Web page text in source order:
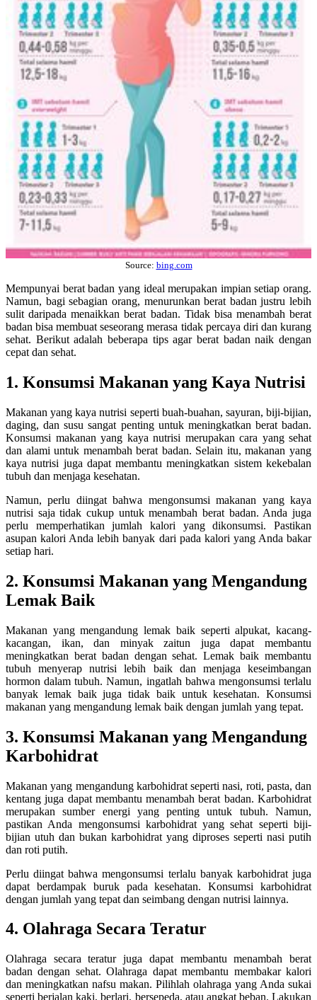
Source: bing.com
Mempunyai berat badan yang ideal merupakan impian setiap orang.
Namun, bagi sebagian orang, menurunkan berat badan justru lebih
sulit daripada menaikkan berat badan. Tidak bisa menambah berat
badan bisa membuat seseorang merasa tidak percaya diri dan kurang
sehat. Berikut adalah beberapa tips agar berat badan naik dengan
cepat dan sehat.
1. Konsumsi Makanan yang Kaya Nutrisi
Makanan yang kaya nutrisi seperti buah-buahan, sayuran, biji-bijian,
daging, dan susu sangat penting untuk meningkatkan berat badan.
Konsumsi makanan yang kaya nutrisi merupakan cara yang sehat
dan alami untuk menambah berat badan. Selain itu, makanan yang
kaya nutrisi juga dapat membantu meningkatkan sistem kekebalan
tubuh dan menjaga kesehatan.
Namun, perlu diingat bahwa mengonsumsi makanan yang kaya
nutrisi saja tidak cukup untuk menambah berat badan. Anda juga
perlu memperhatikan jumlah kalori yang dikonsumsi. Pastikan
asupan kalori Anda lebih banyak dari pada kalori yang Anda bakar
setiap hari.
2. Konsumsi Makanan yang Mengandung
Lemak Baik
Makanan yang mengandung lemak baik seperti alpukat, kacang-
kacangan, ikan, dan minyak zaitun juga dapat membantu
meningkatkan berat badan dengan sehat. Lemak baik membantu
tubuh menyerap nutrisi lebih baik dan menjaga keseimbangan
hormon dalam tubuh. Namun, ingatlah bahwa mengonsumsi terlalu
banyak lemak baik juga tidak baik untuk kesehatan. Konsumsi
makanan yang mengandung lemak baik dengan jumlah yang tepat.
3. Konsumsi Makanan yang Mengandung
Karbohidrat
Makanan yang mengandung karbohidrat seperti nasi, roti, pasta, dan
kentang juga dapat membantu menambah berat badan. Karbohidrat
merupakan sumber energi yang penting untuk tubuh. Namun,
pastikan Anda mengonsumsi karbohidrat yang sehat seperti biji-
bijian utuh dan bukan karbohidrat yang diproses seperti nasi putih
dan roti putih.
Perlu diingat bahwa mengonsumsi terlalu banyak karbohidrat juga
dapat berdampak buruk pada kesehatan. Konsumsi karbohidrat
dengan jumlah yang tepat dan seimbang dengan nutrisi lainnya.
4. Olahraga Secara Teratur
Olahraga secara teratur juga dapat membantu menambah berat
badan dengan sehat. Olahraga dapat membantu membakar kalori
dan meningkatkan nafsu makan. Pilihlah olahraga yang Anda sukai
seperti berjalan kaki, berlari, bersepeda, atau angkat beban. Lakukan